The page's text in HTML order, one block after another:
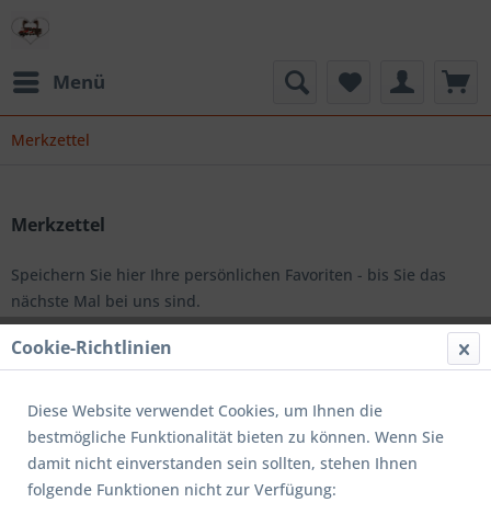
Menü
Merkzettel
Merkzettel
Speichern Sie hier Ihre persönlichen Favoriten - bis Sie das
nächste Mal bei uns sind.
Einfach den gewünschten Artikel auf die Merkliste setzen und
Straussenfarm Gemarkenhof speichert für Sie automatisch Ihre
persönliche Merkliste. So können Sie bequem bei einem
späteren Besuch Ihre vorgemerkten Artikel wieder abrufen.
Cookie-Richtlinien
Diese Website verwendet Cookies, um Ihnen die
bestmögliche Funktionalität bieten zu können. Wenn Sie
damit nicht einverstanden sein sollten, stehen Ihnen
folgende Funktionen nicht zur Verfügung: